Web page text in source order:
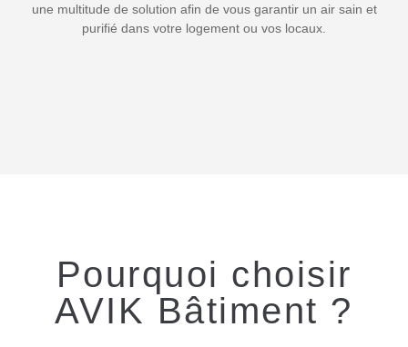
une multitude de solution afin de vous garantir un air sain et
purifié dans votre logement ou vos locaux.
Pourquoi choisir
AVIK Bâtiment ?